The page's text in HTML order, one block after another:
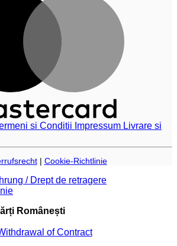
si Conditii Impressum Livrare si
| Cookie-Richtlinie
/ Drept de retragere
Românești
of Contract